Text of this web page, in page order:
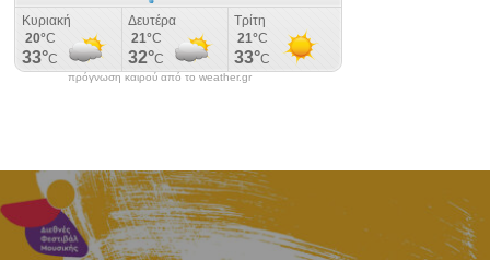
πρόγνωση καιρού από το weather.gr